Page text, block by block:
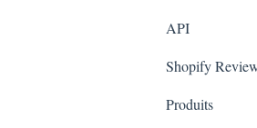
Enquêtes
App Colors
Règles
FAQ-
Shopify
FAQ-
API
Shopify
Paramètres
Produits